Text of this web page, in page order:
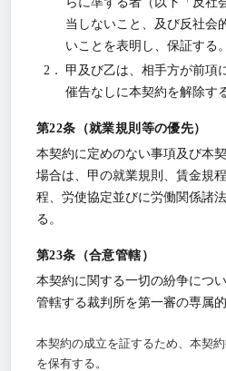
当しないこと、及び反社会
いことを表明し、保証する。
甲及び乙は、相手方が前項
催告なしに本契約を解除す
就業規則等の優先
本契約に定めのない事項及び本
場合は、甲の就業規則、賃金規
程、労使協定並びに労働関係諸
る。
合意管轄
本契約に関する一切の紛争につ
管轄する裁判所を第一審の専属
本契約の成立を証するため、本契
を保有する。